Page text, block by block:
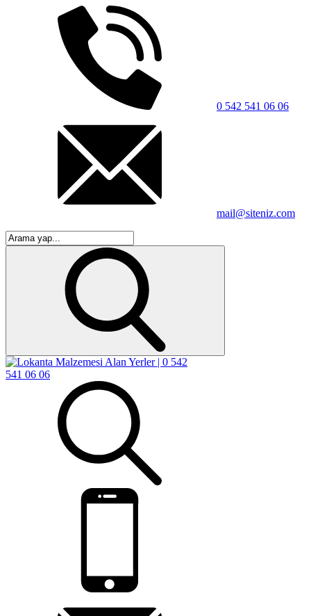
0 542 541 06 06
mail@siteniz.com